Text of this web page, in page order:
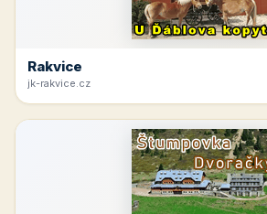
Rakvice
jk-rakvice.cz